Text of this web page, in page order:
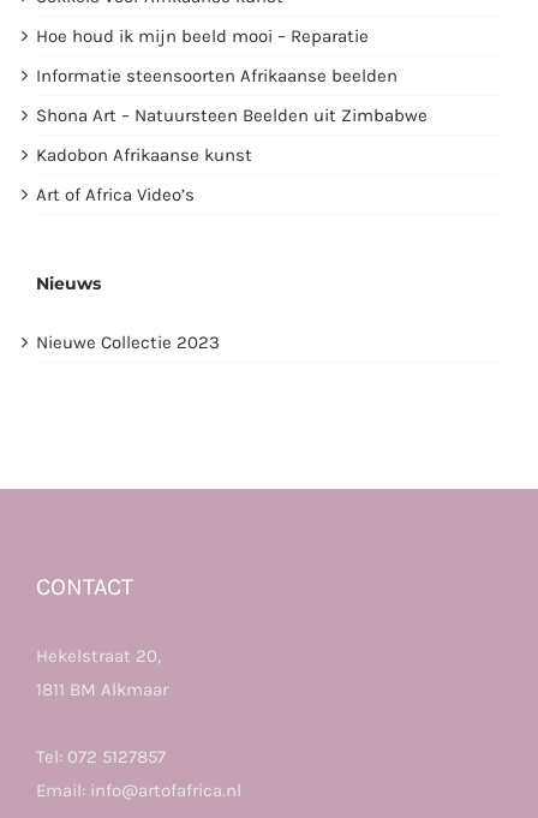
Hoe houd ik mijn beeld mooi – Reparatie
Informatie steensoorten Afrikaanse beelden
Shona Art – Natuursteen Beelden uit Zimbabwe
Kadobon Afrikaanse kunst
Art of Africa Video’s
Nieuws
Nieuwe Collectie 2023
CONTACT
Hekelstraat 20,
1811 BM Alkmaar
Tel: 072 5127857
Email: info@artofafrica.nl